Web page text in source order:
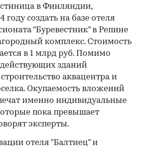
в Финляндии,
году создать на базе отеля
"Буревестник" в Репине
комплекс. Стоимость
в 1 млрд руб. Помимо
зданий
аквацентра и
Окупаемость вложений
именно индивидуальные
пока превышает
эксперты.
отеля "Балтиец" и